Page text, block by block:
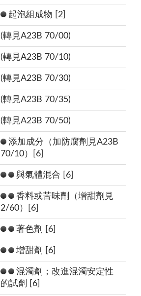
起泡組成物 [2]
(轉見A23B 70/00)
(轉見A23B 70/10)
(轉見A23B 70/30)
(轉見A23B 70/35)
(轉見A23B 70/50)
添加成分（加防腐劑見A23B
70/10）[6]
與氣體混合 [6]
香料或苦味劑（增甜劑見
2/60）[6]
著色劑 [6]
增甜劑 [6]
混濁劑；改進混濁安定性
的試劑 [6]